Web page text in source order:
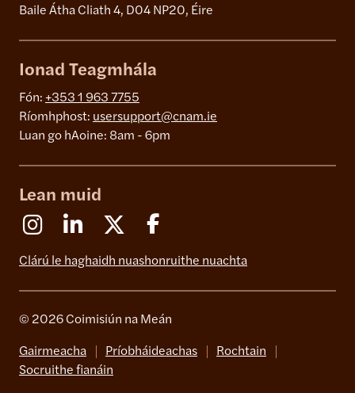
Baile Átha Cliath 4, D04 NP20, Éire
Ionad Teagmhála
Fón: +353 1 963 7755
Ríomhphost: usersupport@cnam.ie
Luan go hAoine: 8am - 6pm
Lean muid
InstagramLinkedin X (Formerly Twitter)
Clárú le haghaidh nuashonruithe nuachta
© 2026 Coimisiún na Meán
Gairmeacha Príobháideachas
Rochtain
Socruithe fianáin